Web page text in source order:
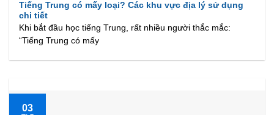
Tiếng Trung có mấy loại? Các khu vực địa lý sử dụng
chi tiết
Khi bắt đầu học tiếng Trung, rất nhiều người thắc mắc:
“Tiếng Trung có mấy
03